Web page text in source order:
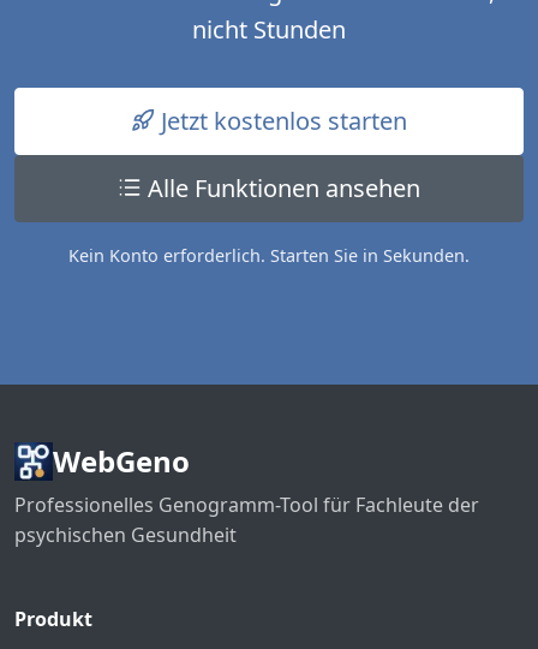
nicht Stunden
Jetzt kostenlos starten
Alle Funktionen ansehen
Kein Konto erforderlich. Starten Sie in Sekunden.
WebGeno
Professionelles Genogramm-Tool für Fachleute der
psychischen Gesundheit
Produkt